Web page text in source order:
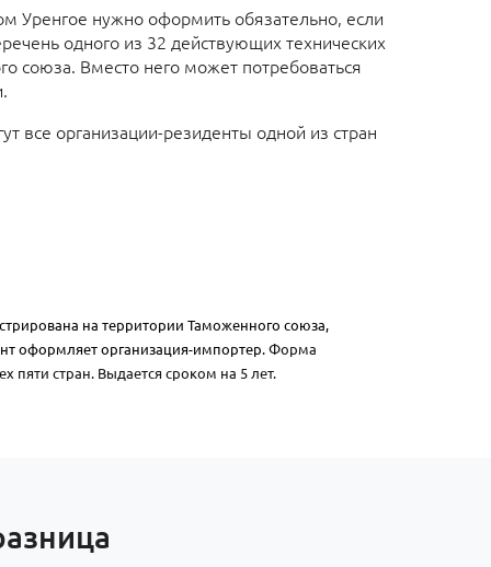
Уренгое нужно оформить обязательно, если
одного из 32 действующих технических
союза. Вместо него может потребоваться
все организации-резиденты одной из стран
на территории Таможенного союза,
оформляет организация-импортер.Форма
пяти стран. Выдается сроком на 5 лет.